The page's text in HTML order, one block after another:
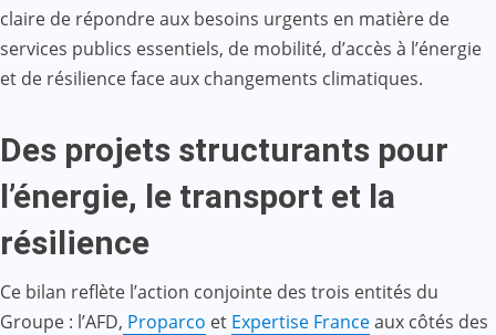
claire de répondre aux besoins urgents en matière de
services publics essentiels, de mobilité, d’accès à l’énergie
et de résilience face aux changements climatiques.
Des projets structurants pour
l’énergie, le transport et la
résilience
Ce bilan reflète l’action conjointe des trois entités du
Groupe : l’AFD, Proparco et Expertise Franceaux côtés des